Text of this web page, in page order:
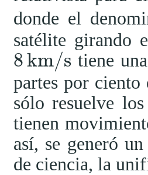
donde el
satélite girando
8km/s
8km/s
tiene
partes por ciento
sólo resuelve
tienen
así, se generó
de ciencia, la